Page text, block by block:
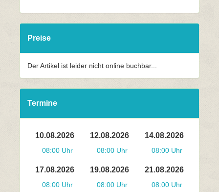
Preise
Der Artikel ist leider nicht online buchbar...
Termine
10.08.2026
08:00 Uhr
12.08.2026
08:00 Uhr
14.08.2026
08:00 Uhr
17.08.2026
08:00 Uhr
19.08.2026
08:00 Uhr
21.08.2026
08:00 Uhr